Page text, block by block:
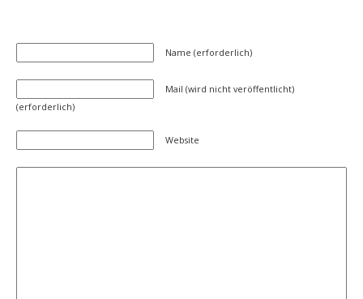
Name (erforderlich)
Mail (wird nicht veröffentlicht)
(erforderlich)
Website